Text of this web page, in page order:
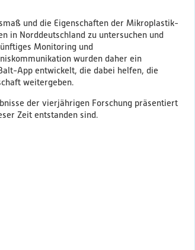
und die Eigenschaften der Mikroplastik-
in Norddeutschland zu untersuchen und
Monitoring und
wurden daher ein
App entwickelt, die dabei helfen, die
weitergeben.
der vierjährigen Forschung präsentiert
Zeit entstanden sind.